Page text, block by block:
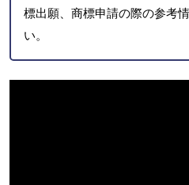
標出願、商標申請の際の参考
い。